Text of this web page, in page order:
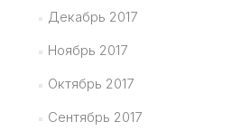
Декабрь 2017
Ноябрь 2017
Октябрь 2017
Сентябрь 2017